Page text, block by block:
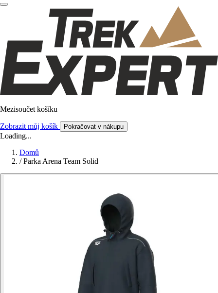
Mezisoučet košíku
Zobrazit můj košík Pokračovat v nákupu
Loading...
Domů
/ Parka Arena Team Solid